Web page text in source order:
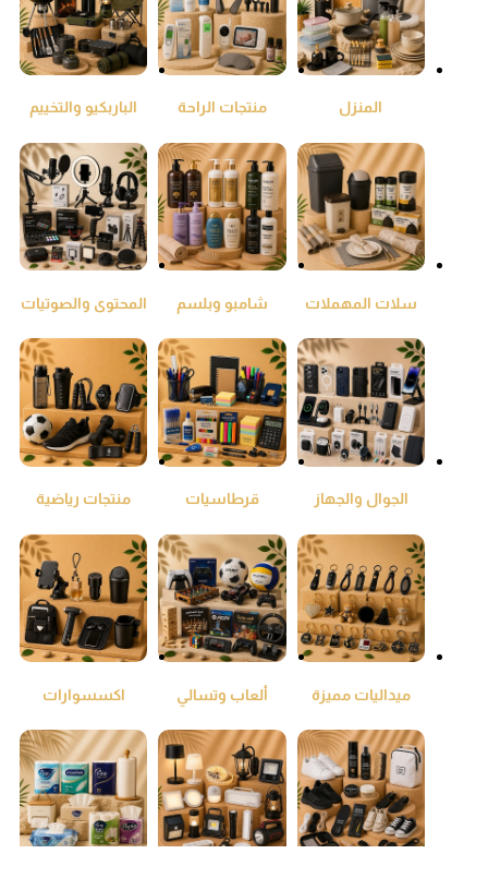
المنزل
منتجات الراحة
الباربكيو والتخييم
سلات المهملات
شامبو وبلسم المحتوى والصوتيات
الجوال والجهاز
قرطاسيات
منتجات رياضية
ميداليات مميزة ألعاب وتسالي
اكسسوارات